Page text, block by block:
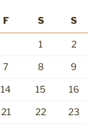
F S S
1 2
7 8 9
14 15 16
21 22 23